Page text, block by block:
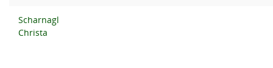
Scharnagl
Christa